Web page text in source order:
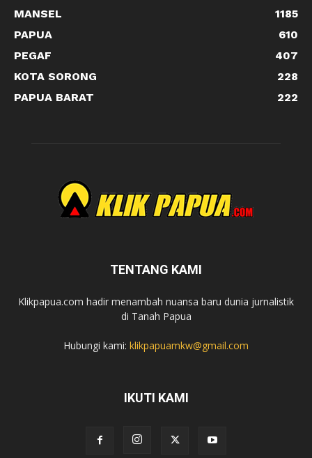
MANSEL
1185
PAPUA
610
PEGAF
407
KOTA SORONG
228
PAPUA BARAT
222
TENTANG KAMI
Klikpapua.com hadir menambah nuansa baru dunia jurnalistik
di Tanah Papua
Hubungi kami: klikpapuamkw@gmail.com
IKUTI KAMI